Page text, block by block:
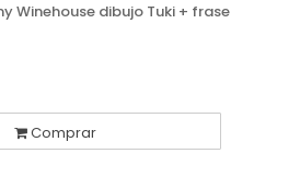
Winehouse dibujo Tuki + frase
Comprar